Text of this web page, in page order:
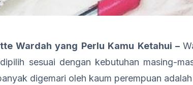
Wardah yang Perlu Kamu Ketahui –
sesuai dengan kebutuhan masing-
digemari oleh kaum perempuan